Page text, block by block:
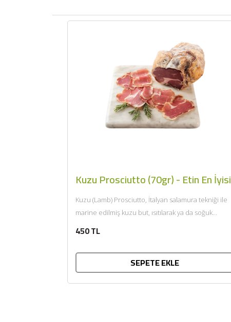
Kuzu Prosciutto (70gr) - Etin En İyisi
Kuzu (Lamb) Prosciutto, İtalyan salamura tekniği ile
marine edilmiş kuzu but, ısıtılarak ya da soğuk
450 TL
SEPETE EKLE